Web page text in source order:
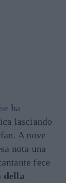
ha
lasciando
A nove
nota una
fece
della